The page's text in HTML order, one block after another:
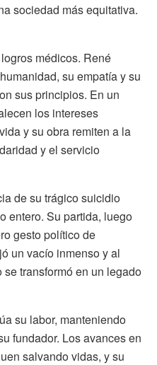
sociedad más equitativa.
médicos. René
su empatía y su
sus principios. En un
los intereses
y su obra remiten a la
y el servicio
de su trágico suicidio
entero. Su partida, luego
gesto político de
un vacío inmenso y al
transformó en un legado
su labor, manteniendo
fundador. Los avances en
salvando vidas, y su